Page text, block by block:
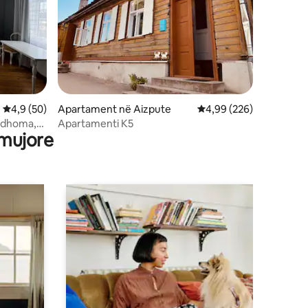
Vlerësimi mesatar 4,9 nga 5, 50 vlerësime
4,9 (50)
Apartament në Aizpute Vlerësimi mesatar
4,99 (226)
Apartamenti K5